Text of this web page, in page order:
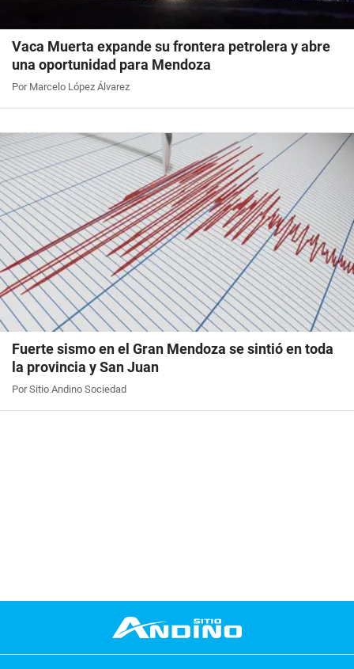
Vaca Muerta expande su frontera petrolera y abre
una oportunidad para Mendoza
Por Marcelo López Álvarez
Fuerte sismo en el Gran Mendoza se sintió en toda
la provincia y San Juan
Por Sitio Andino Sociedad